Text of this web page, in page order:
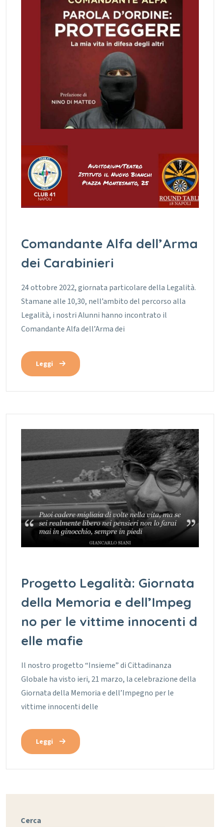
Comandante Alfa dell’Arma
dei Carabinieri
24 ottobre 2022, giornata particolare della Legalità.
Stamane alle 10,30, nell’ambito del percorso alla
Legalità, i nostri Alunni hanno incontrato il
Comandante Alfa dell’Arma dei
Leggi
Progetto Legalità: Giornata
della Memoria e dell’Impeg
no per le vittime innocenti d
elle mafie
Il nostro progetto “Insieme” di Cittadinanza
Globale ha visto ieri, 21 marzo, la celebrazione della
Giornata della Memoria e dell’Impegno per le
vittime innocenti delle
Leggi
Cerca